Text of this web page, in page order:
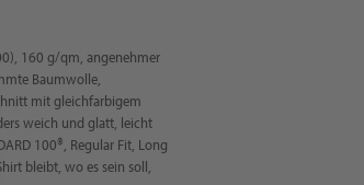
160 g/qm, angenehmer
Baumwolle,
mit gleichfarbigem
weich und glatt, leicht
100®, Regular Fit, Long
bleibt, wo es sein soll,